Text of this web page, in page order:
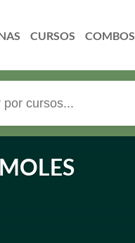
CURSOS COMBOS